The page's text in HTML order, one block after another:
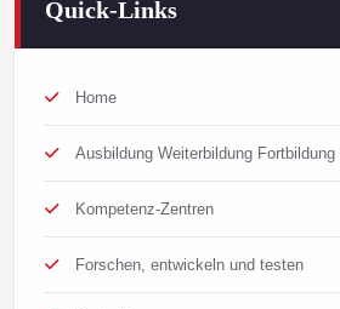
Quick-Links
Home
Ausbildung Weiterbildung Fortbildung
Kompetenz-Zentren
Forschen, entwickeln und testen